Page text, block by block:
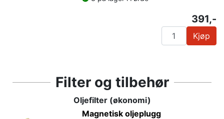
391,-
Kjøp
Filter og tilbehør
Oljefilter (økonomi)
Magnetisk oljeplugg